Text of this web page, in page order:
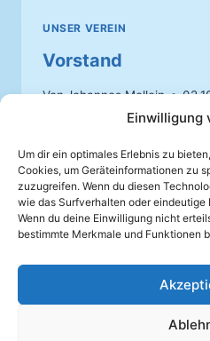
Einwilligung
Um dir ein optimales Erlebnis zu
Cookies, um Geräteinformationen zu
zuzugreifen. Wenn du diesen
wie das Surfverhalten oder eindeutige
Wenn du deine Einwilligung nicht
bestimmte Merkmale und Funktionen
UNSER VEREIN
Vorstand
VonJohannes Mellein
Hier findest Du die
Mandolinenverein
Zuständigkeiten
WEITERLESENVORSTAND